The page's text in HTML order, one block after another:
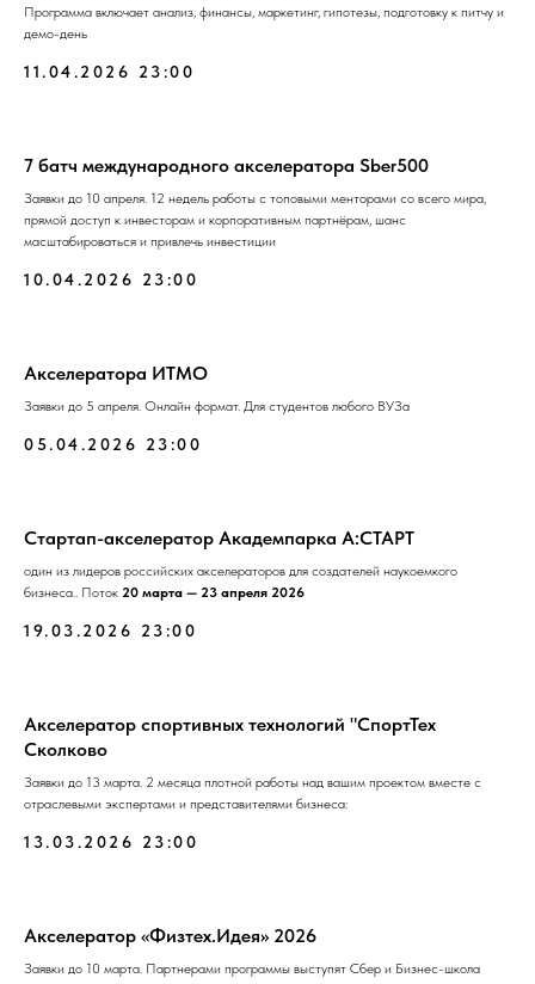
Программа включает анализ, финансы, маркетинг, гипотезы, подготовку к питчу и
демо-день
11.04.2026 23:00
7 батч международного акселератора Sber500
Заявки до 10 апреля. 12 недель работы с топовыми менторами со всего мира,
прямой доступ к инвесторам и корпоративным партнёрам, шанс
масштабироваться и привлечь инвестиции
10.04.2026 23:00
Акселератора ИТМО
Заявки до 5 апреля. Онлайн формат. Для студентов любого ВУЗа
05.04.2026 23:00
Стартап-акселератор Академпарка А:СТАРТ
один из лидеров российских акселераторов для создателей наукоемкого
бизнеса.. Поток 20 марта — 23 апреля 2026
19.03.2026 23:00
Акселератор спортивных технологий "СпортТех
Сколково
Заявки до 13 марта. 2 месяца плотной работы над вашим проектом вместе с
отраслевыми экспертами и представителями бизнеса:
13.03.2026 23:00
Акселератор «Физтех.Идея» 2026
Заявки до 10 марта. Партнерами программы выступят Сбер и Бизнес-школа